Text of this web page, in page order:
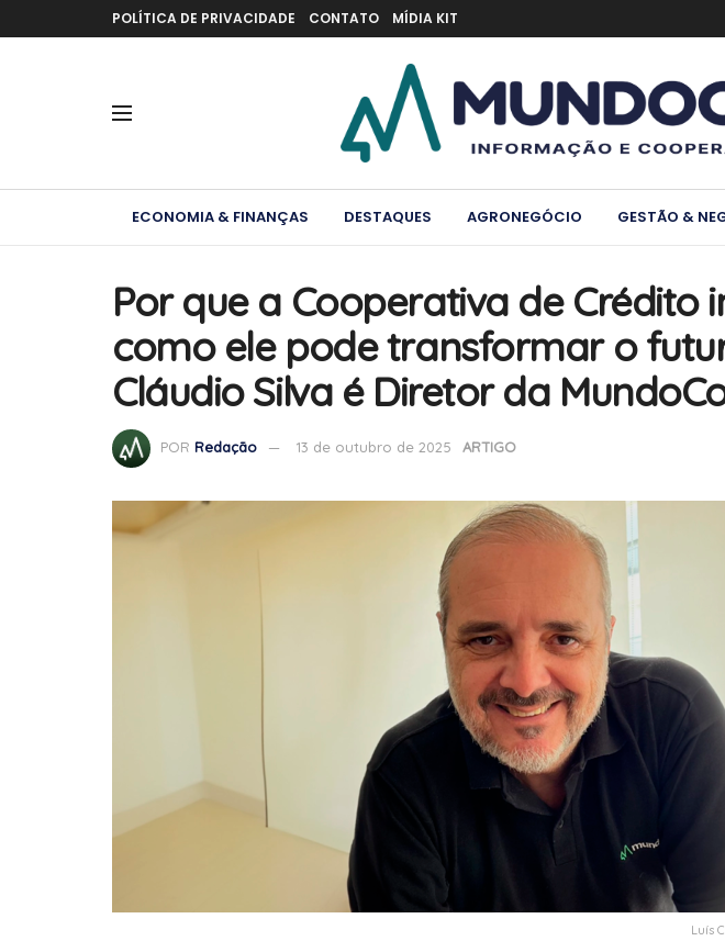
POLÍTICA DE PRIVACIDADE CONTATO MÍDIA KIT
ECONOMIA & FINANÇAS DESTAQUES AGRONEGÓCIO GESTÃO &
Por que a Cooperativa de
como ele pode transformar o
Cláudio Silva é Diretor da
POR Redação 13 de outubro de 2025 ARTIGO
Luís